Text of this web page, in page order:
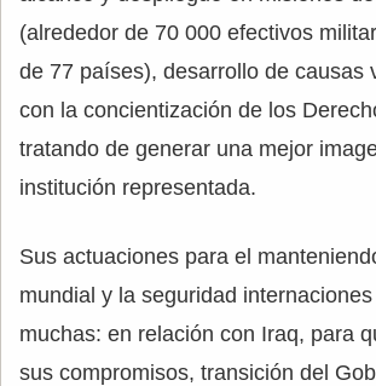
(alrededor de 70 000 efectivos
de 77 países), desarrollo de causas
con la concientización de los
tratando de generar una mejor
institución representada.
Sus actuaciones para el
mundial y la seguridad
muchas: en relación con Iraq, para
sus compromisos, transición del